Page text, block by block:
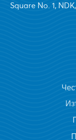
Square No. 1,